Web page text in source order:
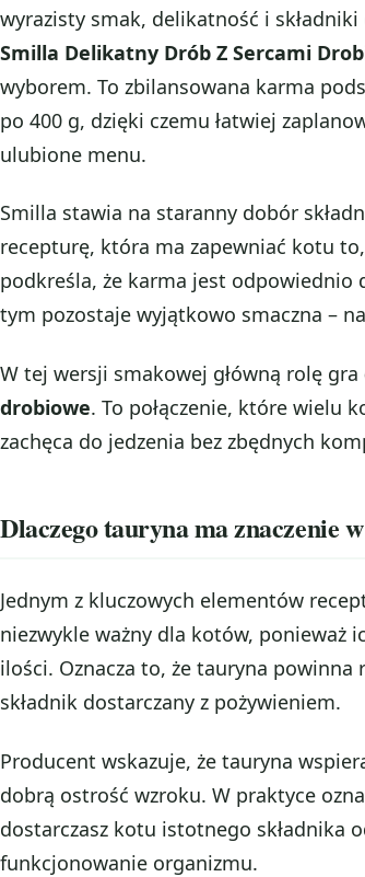
wyrazisty smak, delikatność i
Smilla Delikatny Drób Z Sercami
wyborem. To zbilansowana karma
po 400 g, dzięki czemu łatwiej
ulubione menu.
Smilla stawia na staranny dobór
recepturę, która ma zapewniać kotu
podkreśla, że karma jest odpowiednio
tym pozostaje wyjątkowo smaczna –
W tej wersji smakowej główną rolę gra
drobiowe. To połączenie, które wielu
zachęca do jedzenia bez zbędnych
Dlaczego tauryna ma znaczenie
Jednym z kluczowych elementów
niezwykle ważny dla kotów, ponieważ
ilości. Oznacza to, że tauryna
składnik dostarczany z pożywieniem.
Producent wskazuje, że tauryna
dobrą ostrość wzroku. W praktyce
dostarczasz kotu istotnego składnika
funkcjonowanie organizmu.